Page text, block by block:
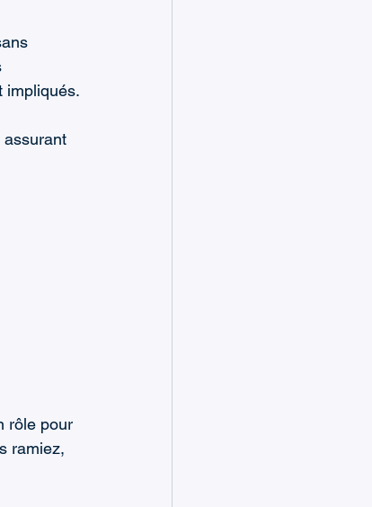
impliqués.
assurant
rôle pour
ramiez,